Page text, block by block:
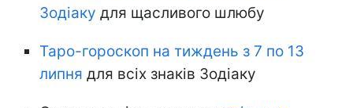
Зодіаку для щасливого шлюбу
Таро-гороскоп на тиждень з 7 по 13
липня для всіх знаків Зодіаку